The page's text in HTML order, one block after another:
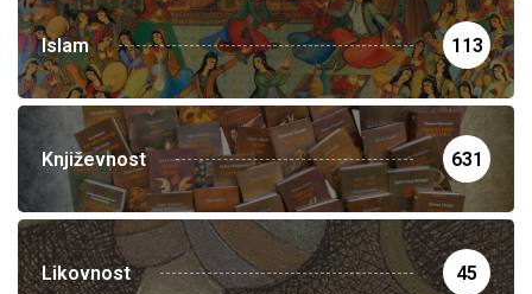
Islam 113
Književnost 631
Likovnost 45